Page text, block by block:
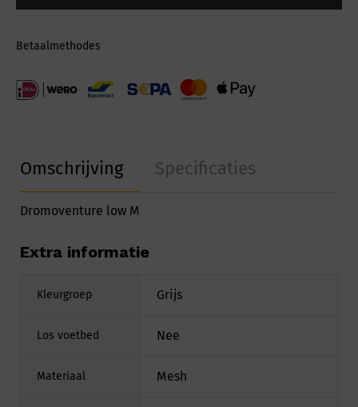
Betaalmethodes
Omschrijving Specificaties
Dromoventure low M
Extra informatie
Kleurgroep Grijs
Los voetbed Nee
Materiaal Mesh